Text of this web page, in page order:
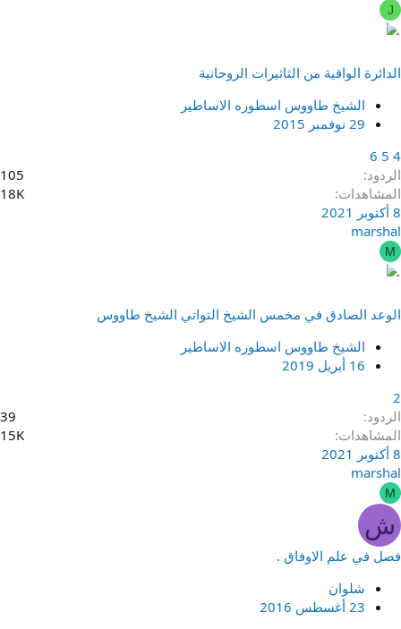
J
الدائرة الواقية من الثاثيرات الروحانية
الشيخ طاووس اسطوره الاساطير
29 نوفمبر 2015
4
5
6
الردود
105
المشاهدات
18K
8 أكتوبر 2021
marshal
M
الوعد الصادق في مخمس الشيخ التواتي الشيخ طاووس
الشيخ طاووس اسطوره الاساطير
16 أبريل 2019
2
الردود
39
المشاهدات
15K
8 أكتوبر 2021
marshal
M
ش
فصل في علم الاوفاق .
شلوان
23 أغسطس 2016